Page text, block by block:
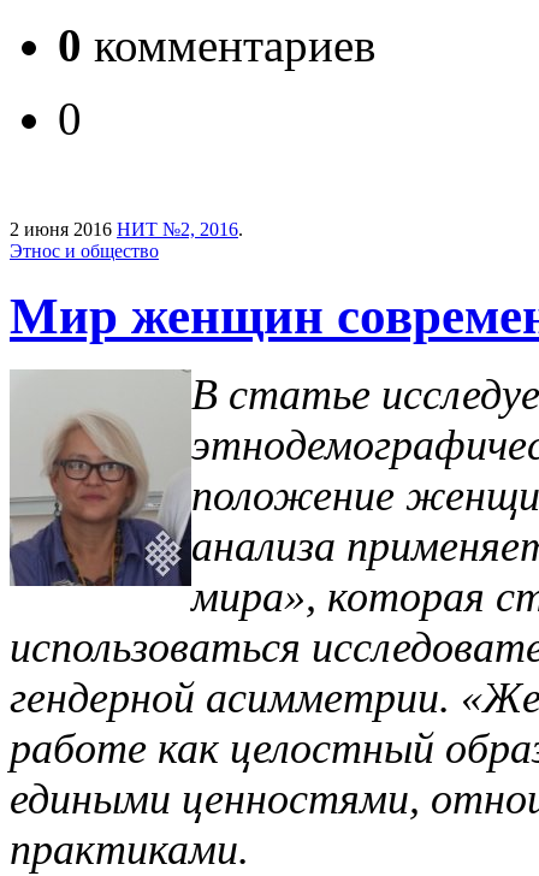
0 комментариев
0
2 июня 2016 НИТ №2, 2016.
Этнос и общество
Мир женщин
В статье
положение
анализа
мира», которая
использоваться
гендерной асимметрии.
работе как целостный
едиными ценностями,
практиками.